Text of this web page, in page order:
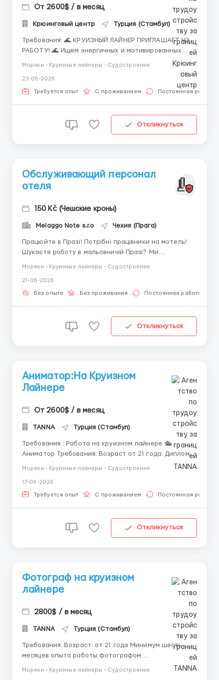
От 2600$ / в месяц
Крюинговый центр Турция (Стамбул)
Требования: 🌊 КРУИЗНЫЙ ЛАЙНЕР ПРИГЛАШАЕТ НА
РАБОТУ! 🌊 Ищем энергичных и мотивированных
круизном лайнере. У нас открыты десятки вакансий
в разных направлениях! Доступные вакансии:
Гостиничный сервис: официанты, бармены, повара,
Моряки - Круизные лайнеры - Судостроение
23-06-2026
Требуется опыт С проживанием Постоянная работа
Откликнуться
Обслуживающий персонал
отеля
150 Kč (Чешские кроны)
Melaggo Note s.r.o Чехия (Прага)
Працюйте в Празі! Потрібні працівники на мотель!
Шукаєте роботу в мальовничій Празі? Ми
мотелю! Що ми пропонуємо: Робота в динамічному
та дружньому колективі Гнучкий графік роботи
Моряки - Круизные лайнеры - Судостроение
21-06-2026
Без опыта Без проживания Постоянная работа
Откликнуться
Аниматор:На Круизном
Лайнере
От 2600$ / в месяц
TANNA Турция (Стамбул)
Требования : Работа на круизном лайнере 🛳
Аниматор Требования: Возраст от 21 года. Диплом в
или профессиональных развлечений (театр, музыка,
танцы, комедии и т.д.), опыт работы на курортах,
Моряки - Круизные лайнеры - Судостроение
17-06-2026
Требуется опыт С проживанием Постоянная работа
Откликнуться
Фотограф на круизном
лайнере
2800$ / в месяц
TANNA Турция (Стамбул)
Требования: Возраст: от 21 года Минимум шесть
месяцев опыта работы фотографом
Предпочтительно наличие степени бакалавра или
Моряки - Круизные лайнеры - Судостроение